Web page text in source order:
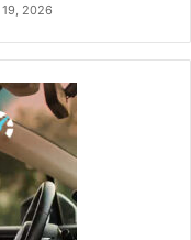
2026